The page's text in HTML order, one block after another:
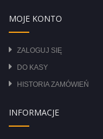
MOJE KONTO
ZALOGUJ SIĘ
DO KASY
HISTORIA ZAMÓWIEŃ
INFORMACJE